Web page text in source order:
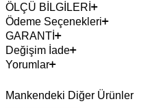
ÖLÇÜ BİLGİLERİ
Ödeme Seçenekleri
GARANTİ
Değişim İade
Yorumlar
Mankendeki Diğer Ürünler